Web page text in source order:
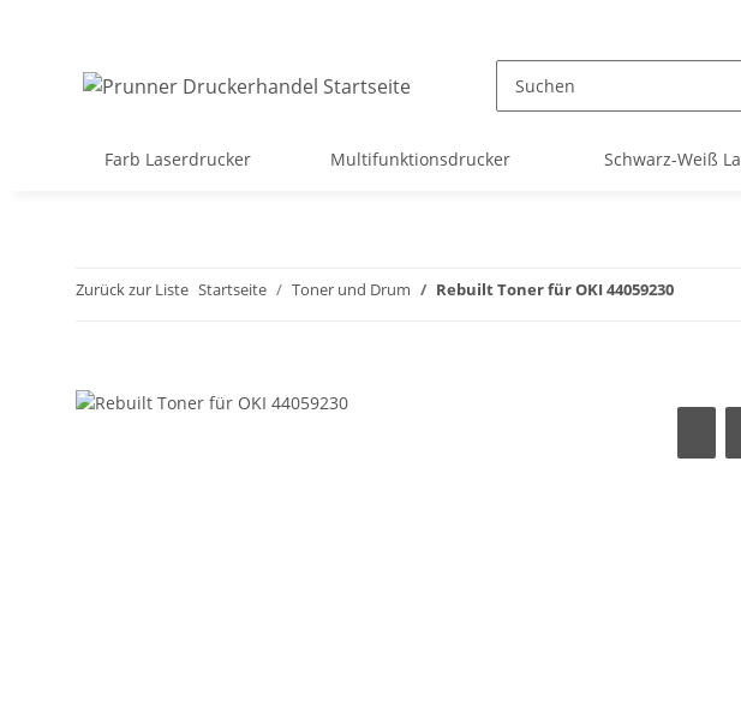
Farb Laserdrucker Multifunktionsdrucker Schwarz-Weiß
Zurück zur Liste Startseite Toner und Drum Rebuilt Toner für OKI 44059230